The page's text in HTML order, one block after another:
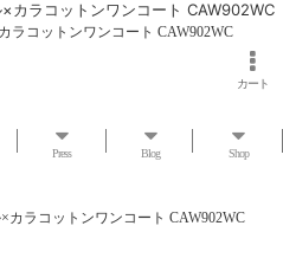
カラコットンワンコート CAW902WC
ラコットンワンコート CAW902WC
カート
Press Blog Shop
ラコットンワンコート CAW902WC